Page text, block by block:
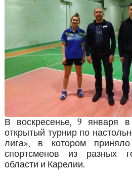
В воскресенье, 9 января
открытый турнир по
лига», в котором
спортсменов из разных
области и Карелии.